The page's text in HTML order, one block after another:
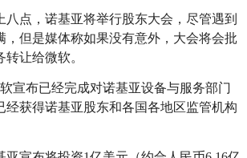
八点，诺基亚将举行股东大会，尽管遇到
，但是媒体称如果没有意外，大会将会批
让给微软。
宣布已经完成对诺基亚设备与服务部门
经获得诺基亚股东和各国各地区监管机构